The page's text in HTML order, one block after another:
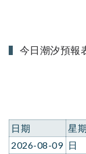
今日潮汐預報
日期 星期
2026-08-09 日